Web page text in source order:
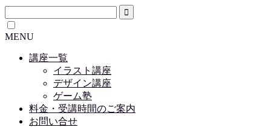
MENU
講座一覧
イラスト講座
デザイン講座
ゲーム塾
料金・受講時間のご案内
お問い合せ